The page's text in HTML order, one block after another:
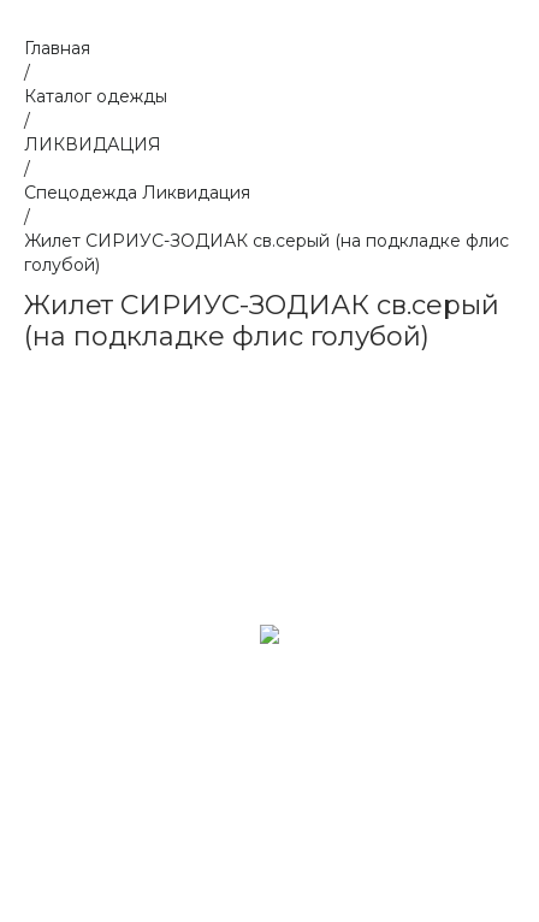
Главная
/
Каталог одежды
/
ЛИКВИДАЦИЯ
/
Спецодежда Ликвидация
/
Жилет СИРИУС-ЗОДИАК св.серый (на подкладке флис
голубой)
Жилет СИРИУС-ЗОДИАК св.серый
(на подкладке флис голубой)